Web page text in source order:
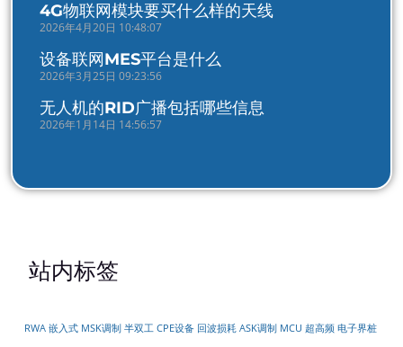
4G物联网模块要买什么样的天线
2026年4月20日 10:48:07
设备联网MES平台是什么
2026年3月25日 09:23:56
无人机的RID广播包括哪些信息
2026年1月14日 14:56:57
站内标签
RWA 嵌入式 MSK调制 半双工 CPE设备 回波损耗 ASK调制 MCU 超高频 电子界桩